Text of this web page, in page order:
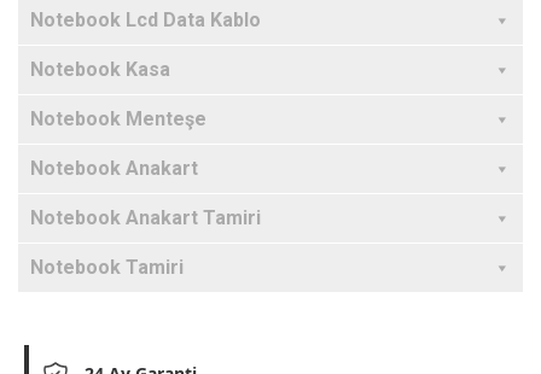
Notebook Lcd Data Kablo
Notebook Kasa
Notebook Menteşe
Notebook Anakart
Notebook Anakart Tamiri
Notebook Tamiri